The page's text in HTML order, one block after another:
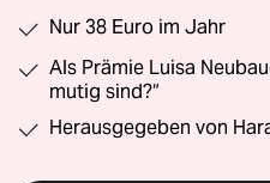
Nur 38 Euro im Jahr
Als Prämie Luisa
mutig sind?“
Herausgegeben von